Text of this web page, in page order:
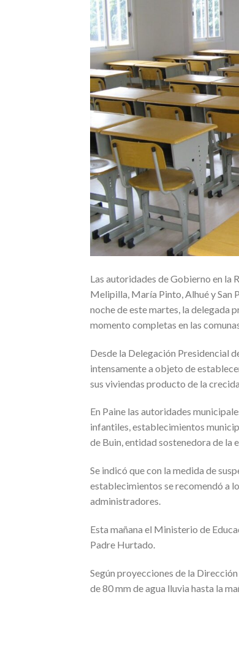
Las autoridades de Gobierno en la
Melipilla, María Pinto, Alhué y San
noche de este martes, la delegada
momento completas en las
Desde la Delegación Presidencial
intensamente a objeto de
sus viviendas producto de la
En Paine las autoridades
infantiles, establecimientos
de Buin, entidad sostenedora de la
Se indicó que con la medida de
establecimientos se recomendó a
administradores.
Esta mañana el Ministerio de
Padre Hurtado.
Según proyecciones de la
de 80 mm de agua lluvia hasta la